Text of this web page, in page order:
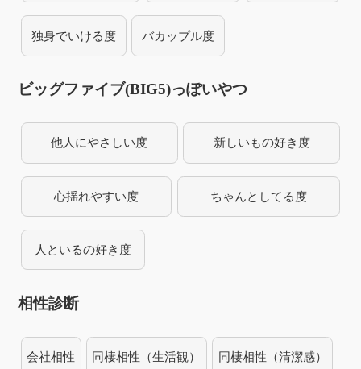
独身でいける度 バカップル度
ビッグファイブ(BIG5)っぽいやつ
他人にやさしい度 新しいもの好き度
心揺れやすい度 ちゃんとしてる度
人といるの好き度
相性診断
会社相性 同棲相性（生活観） 同棲相性（清潔感）